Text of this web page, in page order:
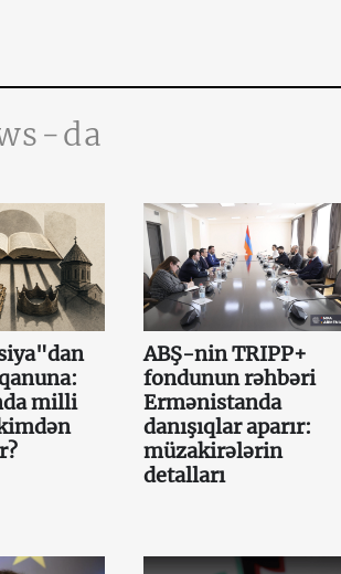
da
milli
ABŞ-nin TRIPP+
fondunun rəhbəri
Ermənistanda
danışıqlar aparır:
müzakirələrin
detalları